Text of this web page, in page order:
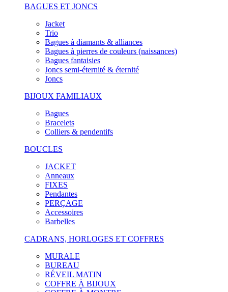
BAGUES ET JONCS
Jacket
Trio
Bagues à diamants & alliances
Bagues à pierres de couleurs (naissances)
Bagues fantaisies
Joncs semi-éternité & éternité
Joncs
BIJOUX FAMILIAUX
Bagues
Bracelets
Colliers & pendentifs
BOUCLES
JACKET
Anneaux
FIXES
Pendantes
PERÇAGE
Accessoires
Barbelles
CADRANS, HORLOGES ET COFFRES
MURALE
BUREAU
RÉVEIL MATIN
COFFRE À BIJOUX